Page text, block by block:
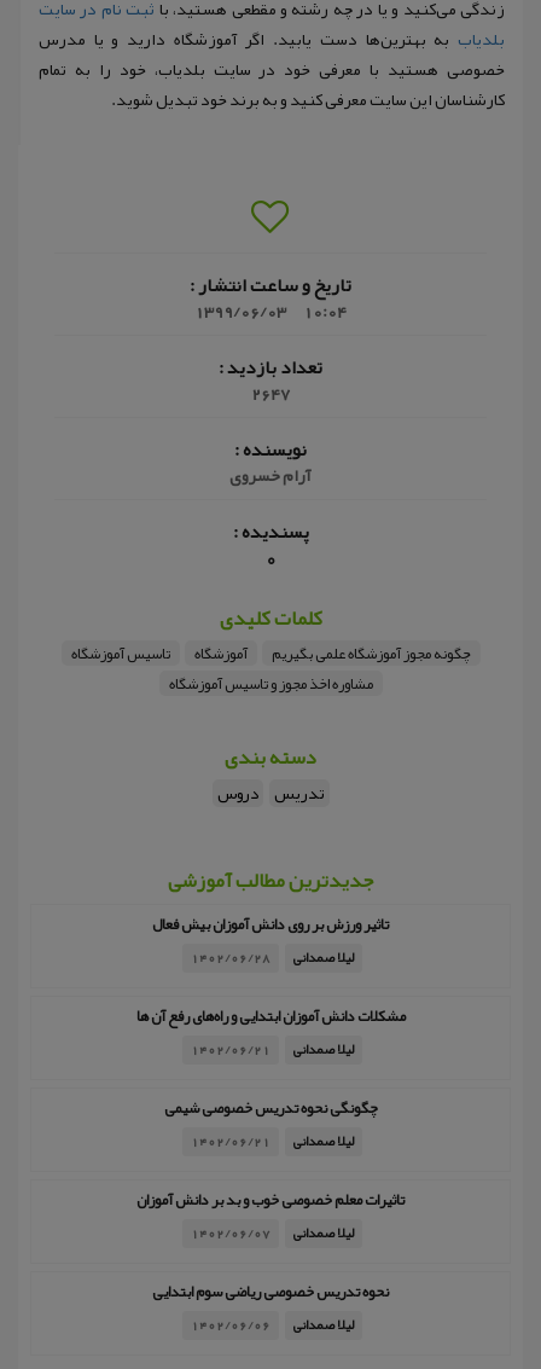
زندگی می‌کنید و یا در چه رشته و مقطعی هستید، با ثبت نام در سایت
بلدیاب به بهترین‌ها دست یابید. اگر آموزشگاه دارید و یا مدرس
خصوصی هستید با معرفی خود در سایت بلدیاب، خود را به تمام
کارشناسان این سایت معرفی کنید و به برند خود تبدیل شوید.
تاریخ و ساعت انتشار :
10:04
1399/06/03
تعداد بازدید :
2647
نویسنده :
آرام خسروی
پسندیده :
0
کلمات کلیدی
چگونه مجوز آموزشگاه علمی بگیریم آموزشگاه
تاسیس آموزشگاه
مشاوره اخذ مجوز و تاسیس آموزشگاه
دسته بندی
تدریس دروس
جدیدترین مطالب آموزشی
تاثیر ورزش بر روی دانش آموزان بیش فعال
لیلا صمدانی 1402/06/28
مشکلات دانش آموزان ابتدایی و راه‌های رفع آن ها
لیلا صمدانی 1402/06/21
چگونگی نحوه تدریس خصوصی شیمی
لیلا صمدانی 1402/06/21
تاثیرات معلم خصوصی خوب و بد بر دانش آموزان
لیلا صمدانی 1402/06/07
نحوه تدریس خصوصی ریاضی سوم ابتدایی
لیلا صمدانی 1402/06/06